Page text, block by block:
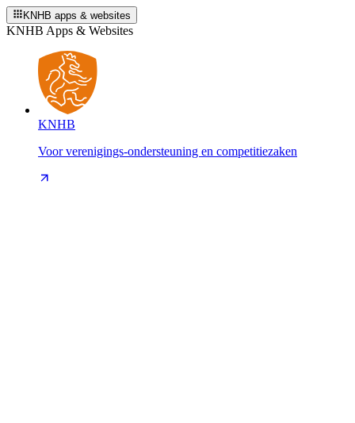
KNHB apps & websites
KNHB Apps & Websites
KNHB
Voor verenigings-ondersteuning en competitiezaken